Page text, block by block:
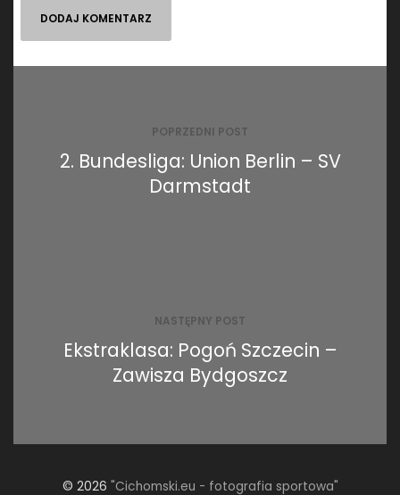
POPRZEDNI POST
2. Bundesliga: Union Berlin – SV
Darmstadt
NASTĘPNY POST
Ekstraklasa: Pogoń Szczecin –
Zawisza Bydgoszcz
© 2026 "Cichomski.eu - fotografia sportowa"